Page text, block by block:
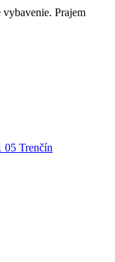
Prajem
05 Trenčín